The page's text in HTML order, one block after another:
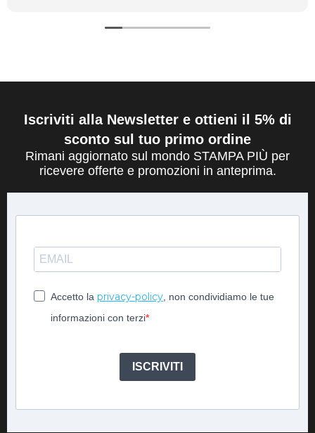
Iscriviti alla Newsletter e ottieni il 5% di
sconto sul tuo primo ordine
Rimani aggiornato sul mondo STAMPA PIÙ per
ricevere offerte e promozioni in anteprima.
Accetto la privacy-policy , non condividiamo le tue
informazioni con terzi
ISCRIVITI